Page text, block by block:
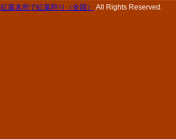
紅葉名所で紅葉狩り（全国） All Rights Reserved.